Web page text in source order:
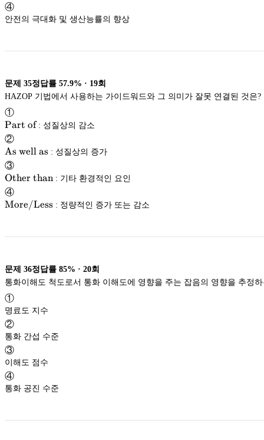
④
안전의 극대화 및 생산능률의 향상
문제 35정답률 57.9% · 19회
HAZOP 기법에서 사용하는 가이드워드와 그 의미가 잘못 연결된 것은?
①
\textup{Part
of}
Part of
Part of: 성질상의 감소
②
\textup{As
well as}
As well as
As well as : 성질상의 증가
③
\textup{Other
than}
Other than
Other than : 기타 환경적인 요인
④
\textup{More/Less}
More/Less : 정량적인 증가 또는 감소
문제 36정답률 85% · 20회
통화이해도 척도로서 통화 이해도에 영향을 주는 잡음의 영향을 추정
①
명료도 지수
②
통화 간섭 수준
③
이해도 점수
④
통화 공진 수준